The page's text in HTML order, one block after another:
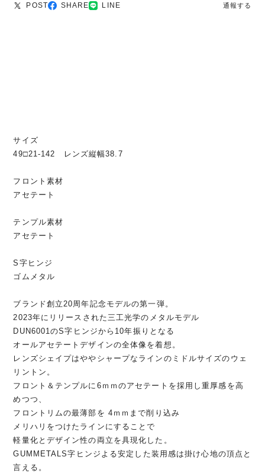
POST SHARE LINE 通報する
サイズ
49□21-142 レンズ縦幅38.7
フロント素材
アセテート
テンプル素材
アセテート
S字ヒンジ
ゴムメタル
ブランド創立20周年記念モデルの第一弾。
2023年にリリースされた三工光学のメタルモデル
DUN6001のS字ヒンジから10年振りとなる
オールアセテートデザインの全体像を着想。
レンズシェイプはややシャープなラインのミドルサイズのウェ
リントン。
フロント＆テンプルに6ｍｍのアセテートを採用し重厚感を高
めつつ、
フロントリムの最薄部を 4ｍｍまで削り込み
メリハリをつけたラインにすることで
軽量化とデザイン性の両立を具現化した。
GUMMETALS字ヒンジよる安定した装用感は掛け心地の頂点と
言える。